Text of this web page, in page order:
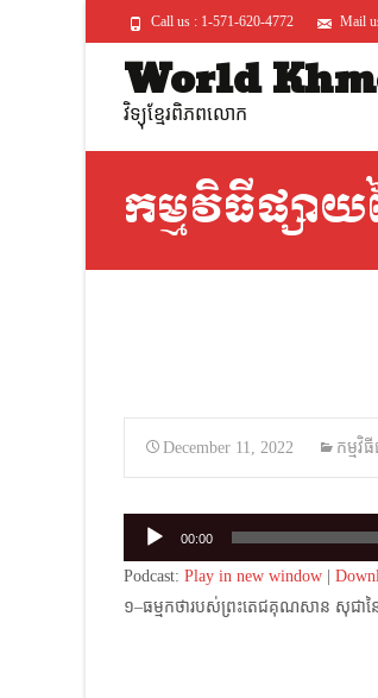
Call us : 1-571-620-4772 Mail
World
វិទ្យុខ្មែរពិភពលោក
កម្មវិធីផ្សាយ
December 11, 2022 កម្មវិ
Audio
Player
00:00
Podcast: Play in new window
១–ធម្មកថារបស់ព្រះតេជគុណសាន សុជា​